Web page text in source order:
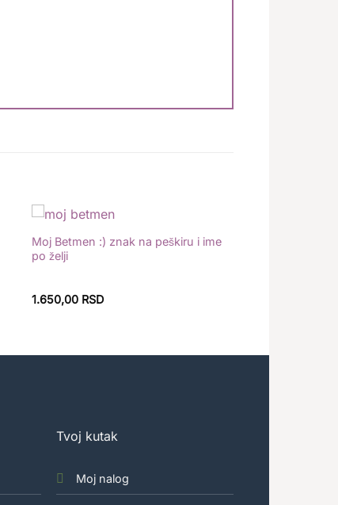
Dodaj
Moj Betmen :) znak na peškiru i ime
po želji
1.650,00 RSD
Tvoj kutak
Moj nalog